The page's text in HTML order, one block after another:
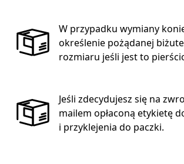
W przypadku wymiany
określenie pożądanej
rozmiaru jeśli jest to
Jeśli zdecydujesz się na
mailem opłaconą etykietę
i przyklejenia do paczki.